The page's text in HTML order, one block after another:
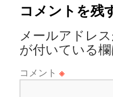
コメントを残
メールアドレ
が付いている
コメント ※